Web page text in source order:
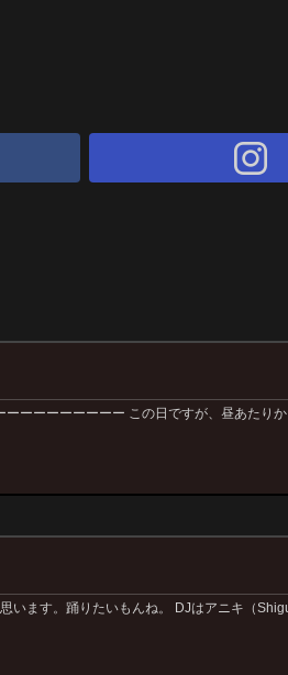
ーーーーーーーー この日ですが、昼あたり
います。踊りたいもんね。 DJはアニキ（